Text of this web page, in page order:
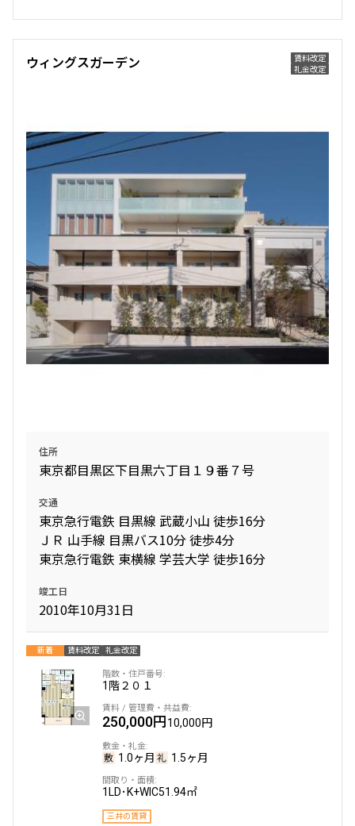
賃料改定
礼金改定
ウィングスガーデン
住所
東京都目黒区下目黒六丁目１９番７号
交通
東京急行電鉄 目黒線 武蔵小山 徒歩16分
ＪＲ 山手線 目黒バス10分 徒歩4分
東京急行電鉄 東横線 学芸大学 徒歩16分
竣工日
2010年10月31日
新着 賃料改定 礼金改定
1階２０１
250,000円10,000円
1.0ヶ月 1.5ヶ月
1LD･K+WIC51.94㎡
三井の賃貸